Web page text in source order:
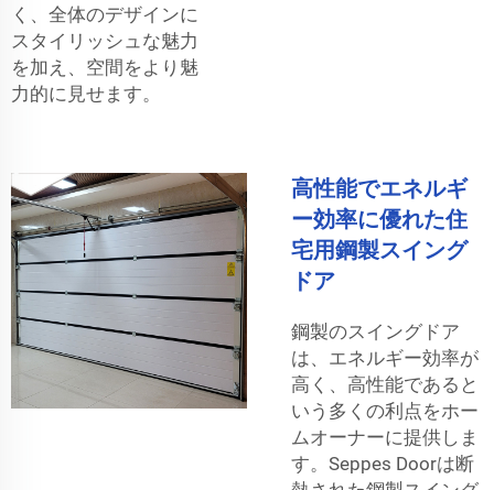
く、全体のデザインに
スタイリッシュな魅力
を加え、空間をより魅
力的に見せます。
高性能でエネルギ
ー効率に優れた住
宅用鋼製スイング
ドア
鋼製のスイングドア
は、エネルギー効率が
高く、高性能であると
いう多くの利点をホー
ムオーナーに提供しま
す。Seppes Doorは断